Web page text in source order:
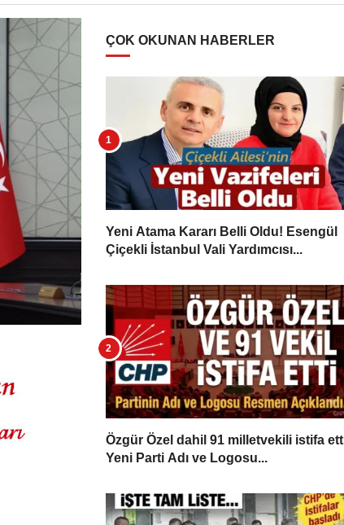
ÇOK OKUNAN HABERLER
Yeni Atama Kararı Belli Oldu! Esengül
Çiçekli İstanbul Vali Yardımcısı...
Özgür Özel dahil 91 milletvekili istifa
Yeni Parti Adı ve Logosu...